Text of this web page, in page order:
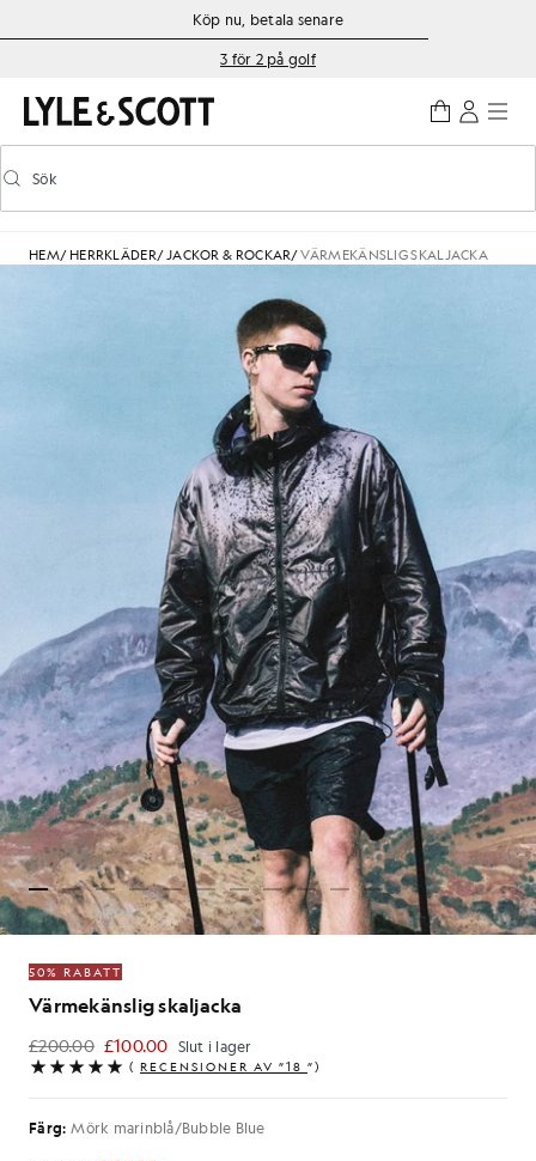
Gå direkt till huvudinnehållet
Information om tillgänglighetKöp nu, betala senare
3 för 2 på golf
Aktivera/inaktivera prediktiv sökning
Sök
HEM/ HERRKLÄDER/JACKOR & ROCKAR/VÄRMEKÄNSLIG SKALJACKA
50% RABATT
Värmekänslig skaljacka
£200.00 £100.00 Slut i lager
£100.00 ( RECENSIONER AV ”18 ”)
Färg: Mörk marinblå/Bubble Blue